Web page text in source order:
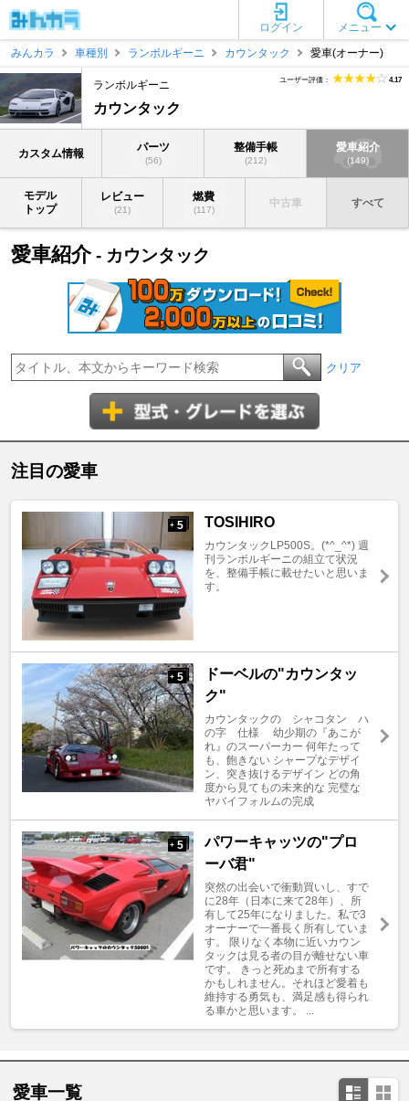
メニュー
ログイン
みんカラ
車種別 ランボルギーニ カウンタック 愛車(オーナー)
ランボルギーニ
カウンタック
ユーザー評価： 4.17
カスタム情報 パーツ
(56)
整備手帳
(212)
愛車紹介
(149)
モデル
トップ
レビュー
(21)
燃費
(117)
中古車 すべて
愛車紹介- カウンタック
クリア
注目の愛車
+ 5 TOSIHIRO
カウンタックLP500S。(*^_^*) 週
刊ランボルギーニの組立て状況
を、整備手帳に載せたいと思いま
す。
+ 5
ドーベルの"カウンタッ
ク"
カウンタックの シャコタン ハ
の字 仕様 幼少期の『あこが
れ』のスーパーカー 何年たって
も、飽きない シャープなデザイ
ン、突き抜けるデザイン どの角
度から見てもの未来的な 完璧な
ヤバイフォルムの完成
+ 5
パワーキャッツの"プロ
ーバ君"
突然の出会いで衝動買いし、すで
に28年（日本に来て28年）、所
有して25年になりました。私で3
オーナーで一番長く所有していま
す。 限りなく本物に近いカウン
タックは見る者の目が離せない車
です。 きっと死ぬまで所有する
かもしれません。それほど愛着も
維持する勇気も、満足感も得られ
る車かと思います。 ...
愛車一覧